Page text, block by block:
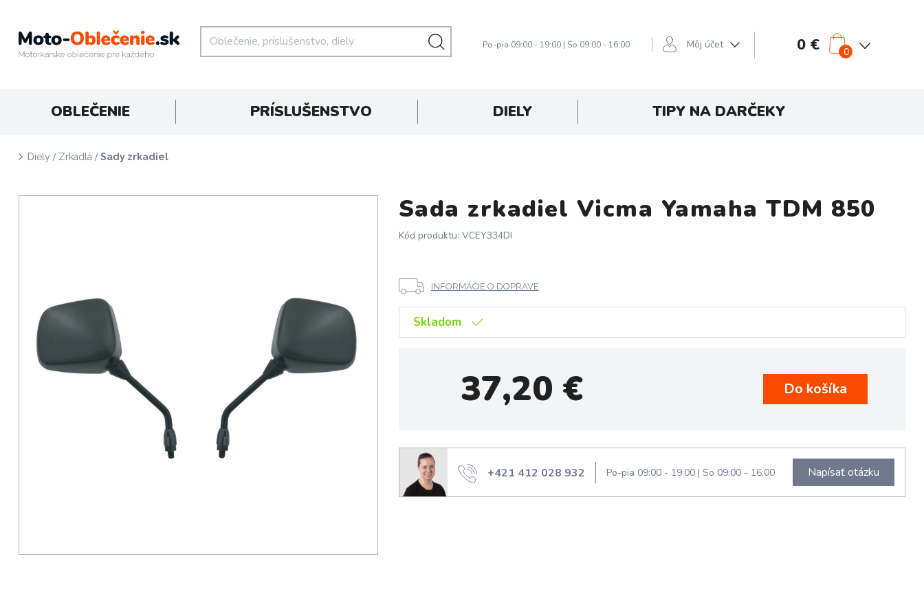
Po-pia 09:00 - 19:00 | So 09:00 - 16:00 Môj účet 0 € 0
OBLEČENIE PRÍSLUŠENSTVO DIELY TIPY NA DARČEKY
Diely / Zrkadlá / Sady zrkadiel
Sada zrkadiel Vicma Yamaha TDM 850
Kód produktu: VCEY334DI
INFORMÁCIE O DOPRAVE
Skladom
37,20 €
+421 412 028 932 Po-pia 09:00 - 19:00| So 09:00 - 16:00 Napísať otázku